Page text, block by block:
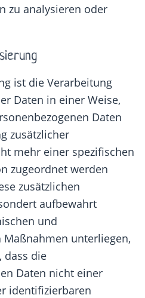
zu analysieren oder
ist die Verarbeitung
Daten in einer Weise,
Daten
zusätzlicher
mehr einer spezifischen
zugeordnet werden
zusätzlichen
aufbewahrt
und
unterliegen,
dass die
Daten nicht einer
identifizierbaren